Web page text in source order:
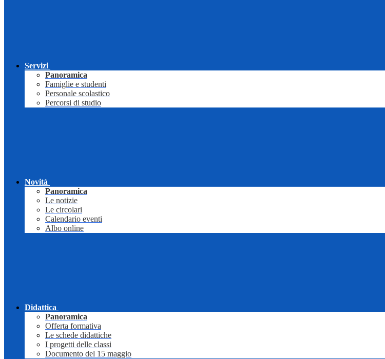
Servizi
Panoramica
Famiglie e studenti
Personale scolastico
Percorsi di studio
Novità
Panoramica
Le notizie
Le circolari
Calendario eventi
Albo online
Didattica
Panoramica
Offerta formativa
Le schede didattiche
I progetti delle classi
Documento del 15 maggio